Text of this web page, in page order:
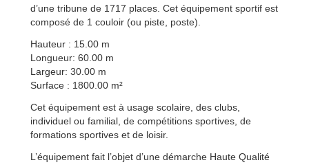
d’une tribune de 1717 places. Cet équipement sportif est
composé de 1 couloir (ou piste, poste).
Hauteur : 15.00 m
Longueur: 60.00 m
Largeur: 30.00 m
Surface : 1800.00 m²
Cet équipement est à usage scolaire, des clubs,
individuel ou familial, de compétitions sportives, de
formations sportives et de loisir.
L’équipement fait l’objet d’une démarche Haute Qualité